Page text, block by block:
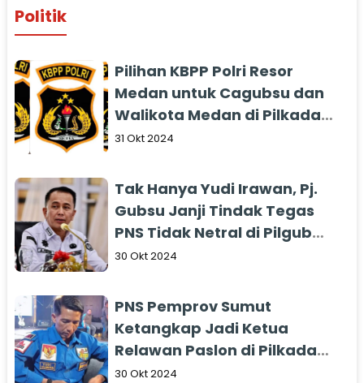
Politik
Pilihan KBPP Polri Resor
Medan untuk Cagubsu dan
Walikota Medan di Pilkada
2024 Bukan Seperti Ini....
31 Okt 2024
Tak Hanya Yudi Irawan, Pj.
Gubsu Janji Tindak Tegas
PNS Tidak Netral di Pilgub
Sumut
30 Okt 2024
PNS Pemprov Sumut
Ketangkap Jadi Ketua
Relawan Paslon di Pilkada
Serentak
30 Okt 2024